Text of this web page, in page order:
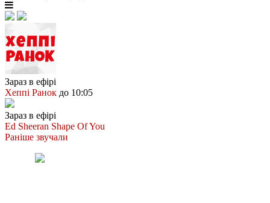
Зараз в ефірі
Хеппі Ранок до 10:05
Зараз в ефірі
Ed Sheeran Shape Of You
Раніше звучали